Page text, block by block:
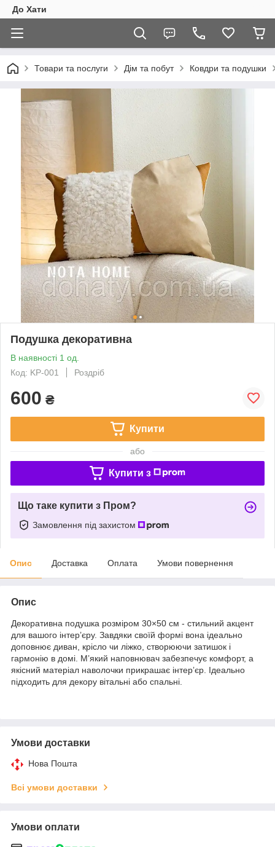
До Хати
Товари та послуги Дім та побут Ковдри та подушки
Подушка декоративна
В наявності 1 од.
Код: KP-001
Роздріб
600 ₴
Купити
або
Купити з
Що таке купити з Пром?
Замовлення під захистом
Опис Доставка Оплата Умови повернення
Опис
Декоративна подушка розміром 30×50 см - стильний акцент
для вашого інтер’єру. Завдяки своїй формі вона ідеально
доповнює диван, крісло чи ліжко, створюючи затишок і
гармонію в домі. М’який наповнювач забезпечує комфорт, а
якісний матеріал наволочки прикрашає інтерʼєр. Ідеально
підходить для декору вітальні або спальні.
Умови доставки
Нова Пошта
Всі умови доставки
Умови оплати